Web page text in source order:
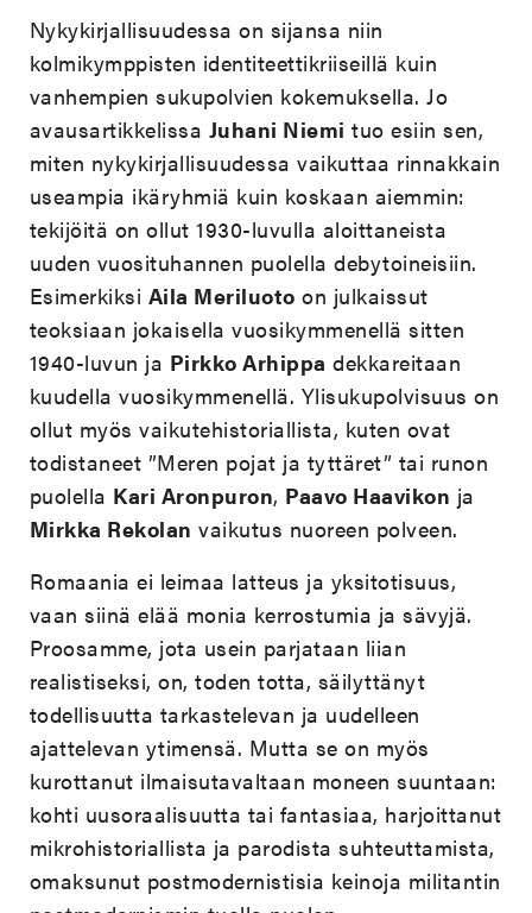
Nykykirjallisuudessa on sijansa niin
kolmikymppisten identiteettikriiseillä kuin
vanhempien sukupolvien kokemuksella. Jo
avausartikkelissa Juhani Niemi tuo esiin sen,
miten nykykirjallisuudessa vaikuttaa rinnakkain
useampia ikäryhmiä kuin koskaan aiemmin:
tekijöitä on ollut 1930-luvulla aloittaneista
uuden vuosituhannen puolella debytoineisiin.
Esimerkiksi Aila Meriluoto on julkaissut
teoksiaan jokaisella vuosikymmenellä sitten
1940-luvun ja Pirkko Arhippa dekkareitaan
kuudella vuosikymmenellä. Ylisukupolvisuus on
ollut myös vaikutehistoriallista, kuten ovat
todistaneet ”Meren pojat ja tyttäret” tai runon
puolella Kari Aronpuron, Paavo Haavikon ja
Mirkka Rekolan vaikutus nuoreen polveen.
Romaania ei leimaa latteus ja yksitotisuus,
vaan siinä elää monia kerrostumia ja sävyjä.
Proosamme, jota usein parjataan liian
realistiseksi, on, toden totta, säilyttänyt
todellisuutta tarkastelevan ja uudelleen
ajattelevan ytimensä. Mutta se on myös
kurottanut ilmaisutavaltaan moneen suuntaan:
kohti uusoraalisuutta tai fantasiaa, harjoittanut
mikrohistoriallista ja parodista suhteuttamista,
omaksunut postmodernistisia keinoja militantin